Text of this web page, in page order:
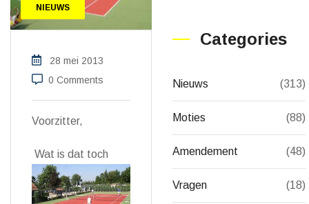
NIEUWS
28 mei 2013
0 Comments
Voorzitter,
Wat is dat toch
Categories
Nieuws (313)
Moties (88)
Amendement (48)
Vragen (18)